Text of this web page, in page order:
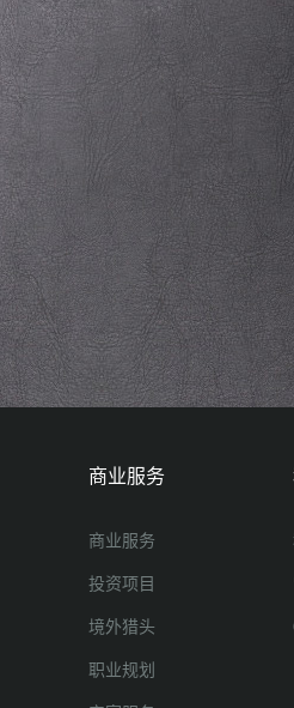
商业服务
商业服务
投资项目
境外猎头
职业规划